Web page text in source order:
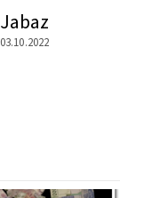
Jabaz
03.10.2022